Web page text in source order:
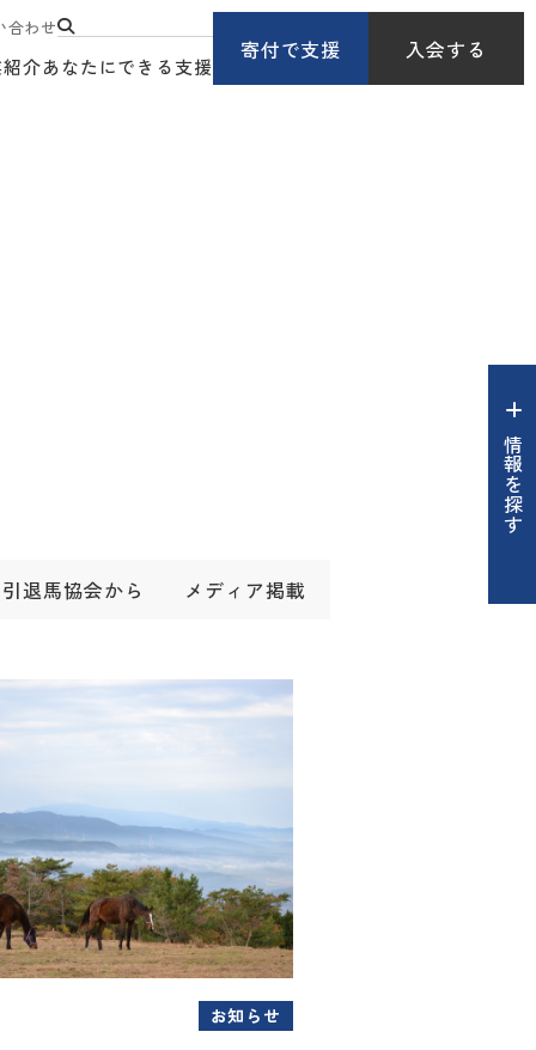
合わせ
介あなたにできる支援
寄付で支援 入会する
情報を探す
引退馬協会から メディア掲載
お知らせ